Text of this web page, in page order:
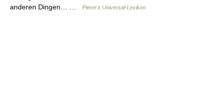
anderen Dingen… …
Pierer's Universal-Lexikon